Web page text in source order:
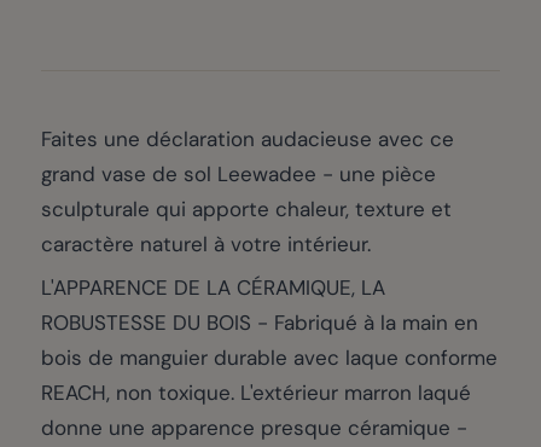
Faites une déclaration audacieuse avec ce
grand vase de sol Leewadee - une pièce
sculpturale qui apporte chaleur, texture et
caractère naturel à votre intérieur.
L'APPARENCE DE LA CÉRAMIQUE, LA
ROBUSTESSE DU BOIS - Fabriqué à la main en
bois de manguier durable avec laque conforme
REACH, non toxique. L'extérieur marron laqué
donne une apparence presque céramique -